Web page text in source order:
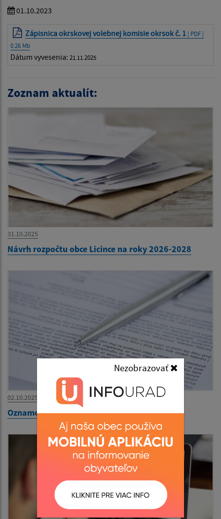
Nezobrazovať
01.10.2023
Zápisnica okrskovej volebnej komisie okrsok č. 1 | PDF |
0.26 Mb
Dátum vyvesenia: 21.11.2025
Zoznam aktualít:
31.10.2025
Návrh rozpočtu obce Licince na roky 2026-2028
02.10.2025
Oznamovanie protispoločenskej činnosti